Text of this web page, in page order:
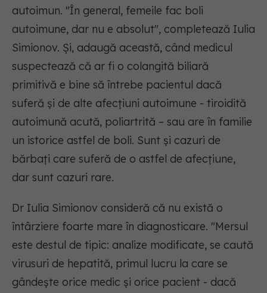
autoimun. "În general, femeile fac boli
autoimune, dar nu e absolut", completează Iulia
Simionov. Și, adaugă această, când medicul
suspectează că ar fi o colangită biliară
primitivă e bine să întrebe pacientul dacă
suferă și de alte afecțiuni autoimune - tiroidită
autoimună acută, poliartrită – sau are în familie
un istorice astfel de boli. Sunt și cazuri de
bărbați care suferă de o astfel de afecțiune,
dar sunt cazuri rare.
Dr Iulia Simionov consideră că nu există o
întârziere foarte mare în diagnosticare. "Mersul
este destul de tipic: analize modificate, se caută
virusuri de hepatită, primul lucru la care se
gândește orice medic și orice pacient - dacă